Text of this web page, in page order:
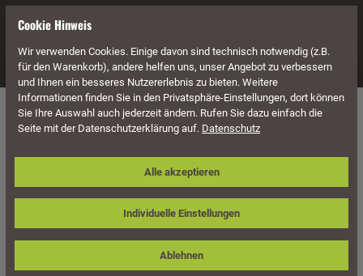
Navigation
Carports
Skan Holz Abstellraum C8, impr.
Nadelholz, Profilschalung, 275 x 317 cm
Cookie Hinweis
Wir verwenden Cookies. Einige davon sind technisch notwendig (z.B.
für den Warenkorb), andere helfen uns, unser Angebot zu verbessern
und Ihnen ein besseres Nutzererlebnis zu bieten. Weitere
Informationen finden Sie in den Privatsphäre-Einstellungen, dort können
Sie Ihre Auswahl auch jederzeit ändern. Rufen Sie dazu einfach die
Seite mit der Datenschutzerklärung auf. Datenschutz
Individuelle Einstellungen
Ablehnen
Alle akzeptieren